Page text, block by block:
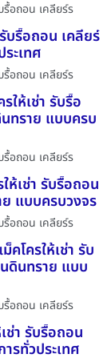
รื้อถอน เคลียร์ร
บรื้อถอน เคลียร์
ะเทศ
รื้อถอน เคลียร์ร
ให้เช่า รับรื้อ
ทราย แบบครบ
รื้อถอน เคลียร์ร
ห้เช่า รับรื้อถอน
แบบครบวงจร
รื้อถอน เคลียร์ร
คโครให้เช่า รับ
ดินทราย แบบ
รื้อถอน เคลียร์ร
ช่า รับรื้อถอน
รทั่วประเทศ